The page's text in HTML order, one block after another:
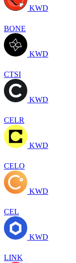
KWD
BONE
KWD
CTSI
KWD
CELR
KWD
CELO
KWD
CEL
KWD
LINK